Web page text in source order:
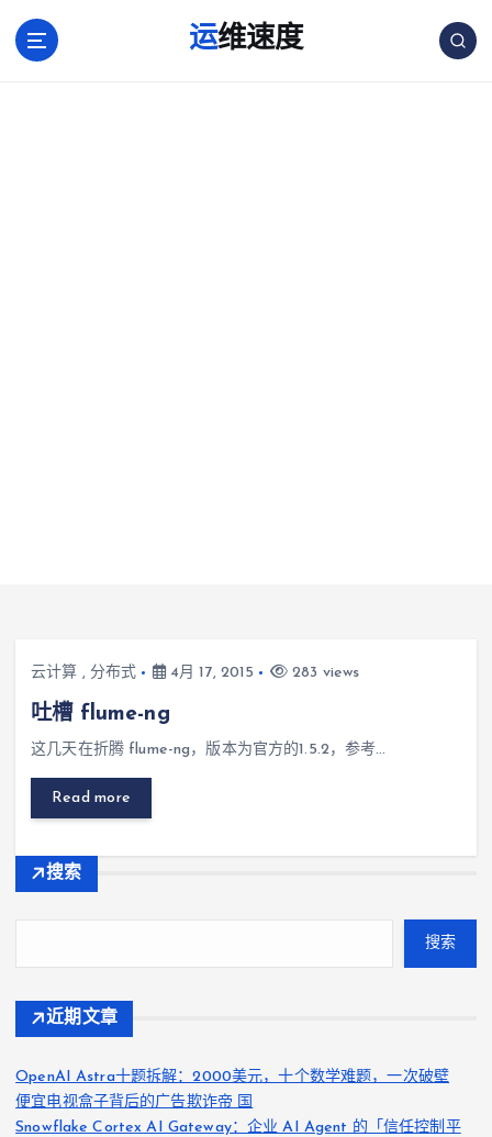
运维速度
云计算 , 分布式 4月 17, 2015 283 views
吐槽 flume-ng
这几天在折腾 flume-ng，版本为官方的1.5.2，参考…
Read more
搜索
搜索
近期文章
OpenAI Astra十题拆解：2000美元，十个数学难题，一次破壁
便宜电视盒子背后的广告欺诈帝 国
Snowflake Cortex AI Gateway：企业 AI Agent 的「信任控制平